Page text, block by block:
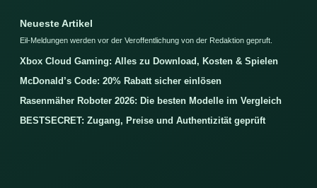
Neueste Artikel
Eil-Meldungen werden vor der Veroffentlichung von der Redaktion gepruft.
Xbox Cloud Gaming: Alles zu Download, Kosten & Spielen
McDonald’s Code: 20% Rabatt sicher einlösen
Rasenmäher Roboter 2026: Die besten Modelle im Vergleich
BESTSECRET: Zugang, Preise und Authentizität geprüft